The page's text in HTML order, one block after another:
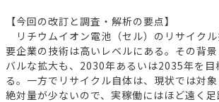
【今回の改訂と調査・解析の要点】
リチウムイオン電池（セル）のリサイク
要企業の技術は高いレベルにある。その背
バルな拡大も、2030年あるいは2035年を目
る。一方でリサイクル自体は、現状では対象
絶対量が少ないので、実稼働にはほど遠く足